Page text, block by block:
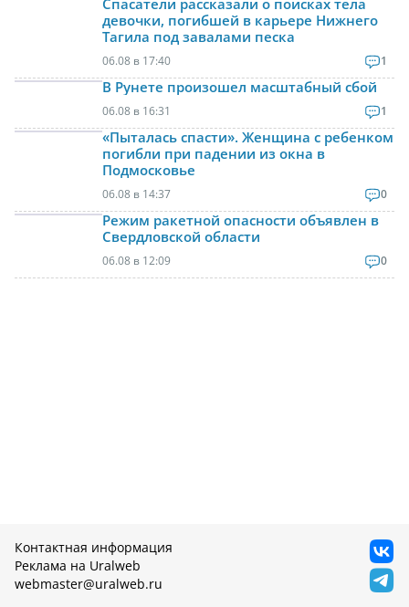
девочки, погибшей в карьере Нижнего
Тагила под завалами песка
06.08 в 17:40 1
В Рунете произошел масштабный сбой
06.08 в 16:31 1
«Пыталась спасти». Женщина с ребенком
погибли при падении из окна в
Подмосковье
06.08 в 14:37 0
Режим ракетной опасности объявлен в
Свердловской области
06.08 в 12:09 0
Контактная информация
Реклама на Uralweb
webmaster@uralweb.ru